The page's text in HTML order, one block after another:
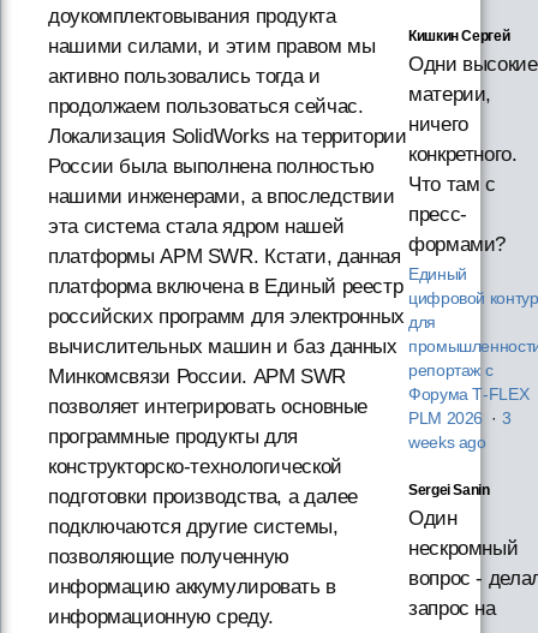
доукомплектовывания продукта
нашими силами, и этим правом мы
активно пользовались тогда и
продолжаем пользоваться сейчас.
Локализация SolidWorks на территории
России была выполнена полностью
нашими инженерами, а впоследствии
эта система стала ядром нашей
платформы АРМ SWR. Кстати, данная
платформа включена в Единый реестр
российских программ для электронных
вычислительных машин и баз данных
Минкомсвязи России. АРМ SWR
позволяет интегрировать основные
программные продукты для
конструкторско-технологической
подготовки производства, а далее
подключаются другие системы,
позволяющие полученную
информацию аккумулировать в
информационную среду.
Кишкин Сергей
Одни высокие
материи,
ничего
конкретного.
Что там с
пресс-
формами?
Единый
цифровой контур
для
репортаж с
Форума T‑FLEX
PLM 2026 · 3
weeks ago
Sergei Sanin
Один
нескромный
вопрос -
запрос на